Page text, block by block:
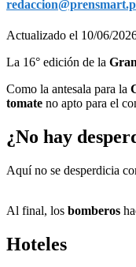
Actualizado el 10/06/
La 16° edición de la
Como la antesala para la
tomate no apto para el
¿No hay
Aquí no se desperdicia
Al final, los bomberos
Hoteles